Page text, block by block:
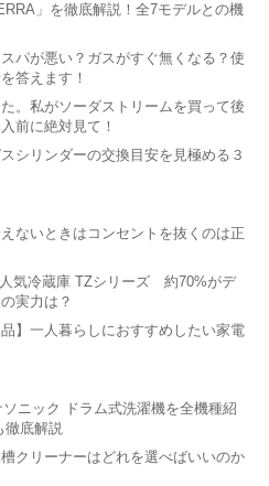
」を徹底解説！全7モデルとの機
パが悪い？ガスがすぐ無くなる？使
答えます！
。私がソーダストリームを買って後
前に絶対見て！
シリンダーの交換目安を見極める３
えないときはコンセントを抜くのは正
気冷蔵庫 TZシリーズ 約70%がデ
実力は？
品】一人暮らしにおすすめしたい家電
ソニック ドラム式洗濯機を全機種紹
徹底解説
クリーナーはどれを選べばいいのか